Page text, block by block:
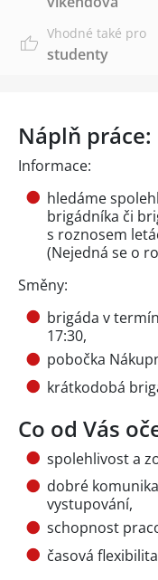
Vhodné také pro
studenty
Náplň práce:
Informace:
hledáme
brigádníka či
s roznosem
(Nejedná se o
Směny:
brigáda v
17:30,
pobočka
krátkodobá
Co od Vás
spolehlivost a
dobré
vystupování,
schopnost
časová